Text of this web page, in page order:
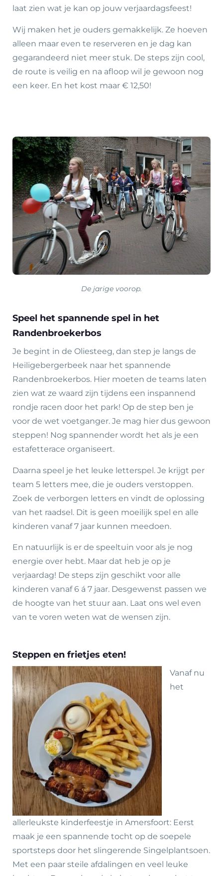
laat zien wat je kan op jouw verjaardagsfeest!
Wij maken het je ouders gemakkelijk. Ze hoeven
alleen maar even te reserveren en je dag kan
gegarandeerd niet meer stuk. De steps zijn cool,
de route is veilig en na afloop wil je gewoon nog
een keer. En het kost maar € 12,50!
De jarige voorop.
Speel het spannende spel in het
Randenbroekerbos
Je begint in de Oliesteeg, dan step je langs de
Heiligebergerbeek naar het spannende
Randenbroekerbos. Hier moeten de teams laten
zien wat ze waard zijn tijdens een inspannend
rondje racen door het park! Op de step ben je
voor de wet voetganger. Je mag hier dus gewoon
steppen! Nog spannender wordt het als je een
estafetterace organiseert.
Daarna speel je het leuke letterspel. Je krijgt per
team 5 letters mee, die je ouders verstoppen.
Zoek de verborgen letters en vindt de oplossing
van het raadsel. Dit is geen moeilijk spel en alle
kinderen vanaf 7 jaar kunnen meedoen.
En natuurlijk is er de speeltuin voor als je nog
energie over hebt. Maar dat heb je op je
verjaardag! De steps zijn geschikt voor alle
kinderen vanaf 6 á 7 jaar. Desgewenst passen we
de hoogte van het stuur aan. Laat ons wel even
van te voren weten wat de wensen zijn.
Steppen en frietjes eten!
Vanaf nu
het
allerleukste kinderfeestje in Amersfoort: Eerst
maak je een spannende tocht op de soepele
sportsteps door het slingerende Singelplantsoen.
Met een paar steile afdalingen en veel leuke